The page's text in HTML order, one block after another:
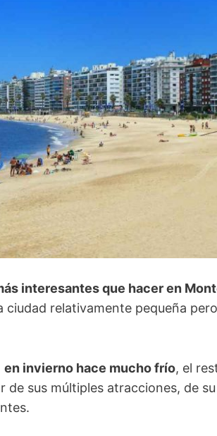
interesantes que hacer en
ciudad relativamente pequeña
en invierno hace mucho frío, el
de sus múltiples atracciones, de
.